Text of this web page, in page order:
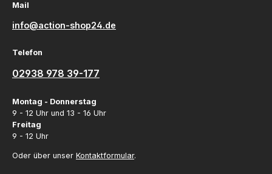
Mail
info@action-shop24.de
Telefon
02938 978 39-177
Montag - Donnerstag
9 - 12 Uhr und 13 - 16 Uhr
Freitag
9 - 12 Uhr
Oder über unser Kontaktformular.